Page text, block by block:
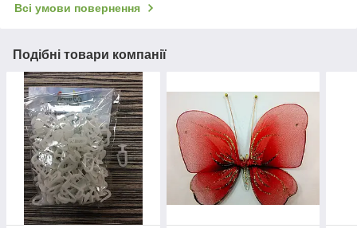
Всі умови повернення
Подібні товари компанії